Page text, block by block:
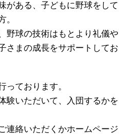
がある、子どもに野球をして
。
野球の技術はもとより礼儀や
さまの成長をサポートしてお
っております。
験いただいて、入団するかを
連絡いただくかホームページ